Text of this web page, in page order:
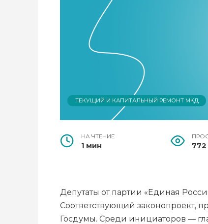
ТЕКУЩИЙ И КАПИТАЛЬНЫЙ РЕМОНТ МКД
НА ЧТЕНИЕ
1 мин 772
Депутаты от партии «Единая
Соответствующий законопроект,
Госдумы. Среди инициаторов —